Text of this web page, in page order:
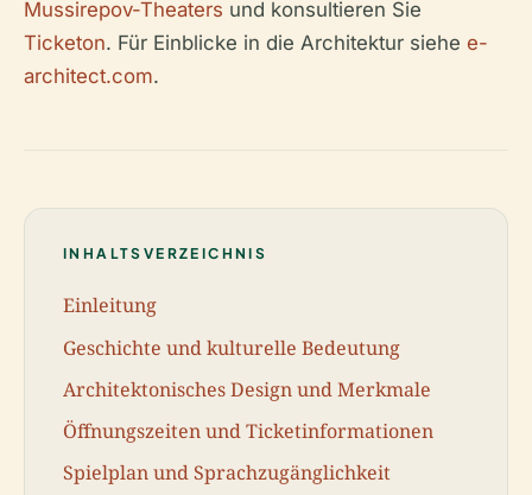
Mussirepov-Theaters und konsultieren Sie
Ticketon. Für Einblicke in die Architektur siehe e-
architect.com.
INHALTSVERZEICHNIS
Einleitung
Geschichte und kulturelle Bedeutung
Architektonisches Design und Merkmale
Öffnungszeiten und Ticketinformationen
Spielplan und Sprachzugänglichkeit